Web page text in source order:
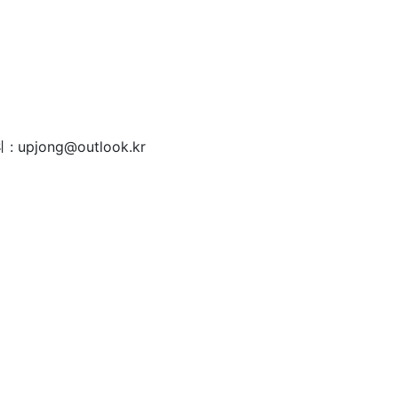
: upjong@outlook.kr